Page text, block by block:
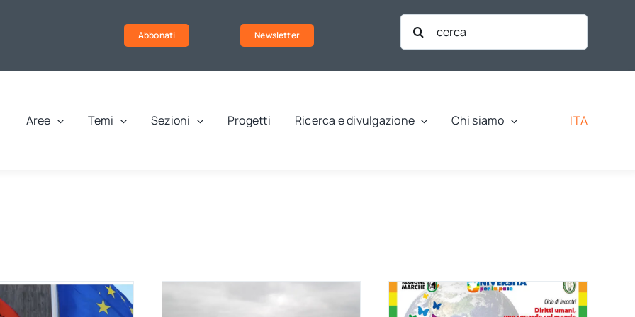
Abbonati Newsletter
Cerca
per:
Aree Temi Sezioni Progetti Ricerca e divulgazione Chi siamo ITA